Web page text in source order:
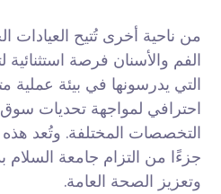
من ناحية أخرى تُتيح
الفم والأسنان فرصة استثنائية
التي يدرسونها في بيئة عملية
احترافي لمواجهة تحديات
التخصصات المختلفة. وتُعد
جزءًا من التزام جامعة
وتعزيز الصحة العامة.